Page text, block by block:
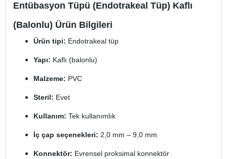
Entübasyon Tüpü (Endotrakeal Tüp) Kaflı
(Balonlu) Ürün Bilgileri
Ürün tipi: Endotrakeal tüp
Yapı: Kaflı (balonlu)
Malzeme: PVC
Steril: Evet
Kullanım: Tek kullanımlık
İç çap seçenekleri: 2,0 mm – 9,0 mm
Konnektör: Evrensel proksimal konnektör